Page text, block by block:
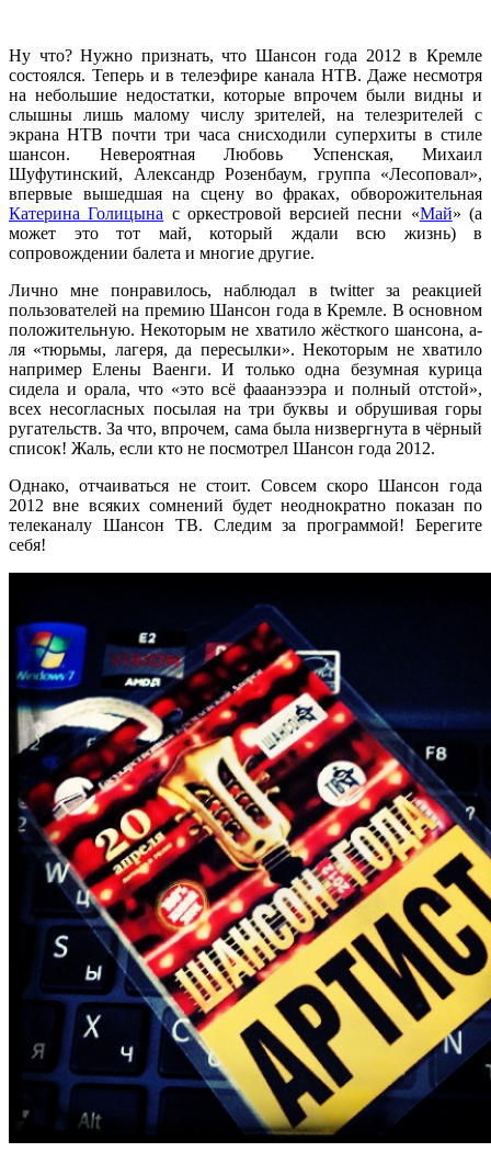
Ну что? Нужно признать, что Шансон года 2012 в Кремле
состоялся. Теперь и в телеэфире канала НТВ. Даже несмотря
на небольшие недостатки, которые впрочем были видны и
слышны лишь малому числу зрителей, на телезрителей с
экрана НТВ почти три часа снисходили суперхиты в стиле
шансон. Невероятная Любовь Успенская, Михаил
Шуфутинский, Александр Розенбаум, группа «Лесоповал»,
впервые вышедшая на сцену во фраках, обворожительная
Катерина Голицына с оркестровой версией песни «Май» (а
может это тот май, который ждали всю жизнь) в
сопровождении балета и многие другие.
Лично мне понравилось, наблюдал в twitter за реакцией
пользователей на премию Шансон года в Кремле. В основном
положительную. Некоторым не хватило жёсткого шансона, а-
ля «тюрьмы, лагеря, да пересылки». Некоторым не хватило
например Елены Ваенги. И только одна безумная курица
сидела и орала, что «это всё фааанэээра и полный отстой»,
всех несогласных посылая на три буквы и обрушивая горы
ругательств. За что, впрочем, сама была низвергнута в чёрный
список! Жаль, если кто не посмотрел Шансон года 2012.
Однако, отчаиваться не стоит. Совсем скоро Шансон года
2012 вне всяких сомнений будет неоднократно показан по
телеканалу Шансон ТВ. Следим за программой! Берегите
себя!